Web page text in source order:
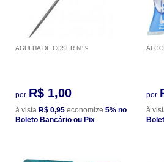
AGULHA DE COSER Nº 9
por R$ 1,00
à vista R$ 0,95 economize 5% no
Boleto Bancário ou Pix
por
à